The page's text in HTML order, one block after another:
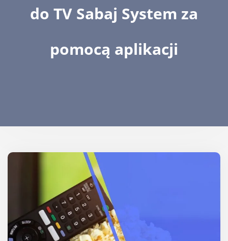
do TV Sabaj System za
pomocą aplikacji